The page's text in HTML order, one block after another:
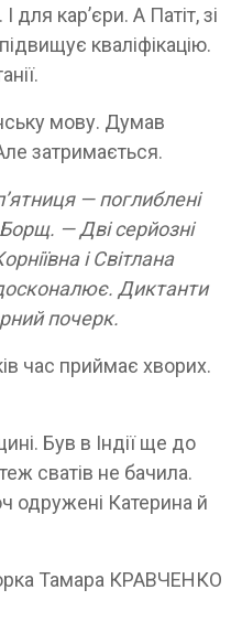
кар’єри. А Патіт, зі
кваліфікацію.
мову. Думав
затримається.
— поглиблені
— Дві серйозні
і Світлана
Диктанти
почерк.
час приймає хворих.
Був в Індії ще до
сватів не бачила.
одружені Катерина й
Тамара КРАВЧЕНКО